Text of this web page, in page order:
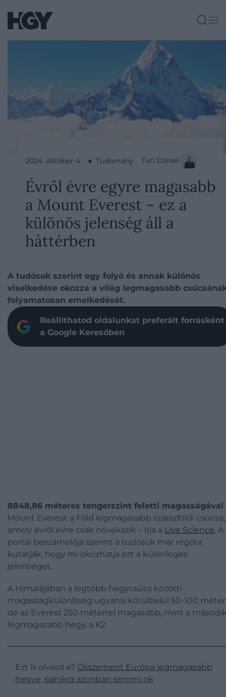
2024. október 4. ● Tudomány Turi Dániel
Évről évre egyre magasabb
a Mount Everest – ez a
különös jelenség áll a
háttérben
A tudósok szerint egy folyó és annak különös
viselkedése okozza a világ legmagasabb
folyamatosan emelkedését.
Beállíthatod oldalunkat preferált forrásként
a Google Keresőben
8848,86 méteres tengerszint feletti magasságával
Mount Everest a Föld legmagasabb szárazföldi csúcsa,
amely évről évre csak növekszik – írja a Live Science. A
portál beszámolója szerint a tudósok már régóta
kutatják, hogy mi okozhatja ezt a különleges
jelenséget.
A Himalájában a legtöbb hegycsúcs közötti
magasságkülönbség ugyanis körülbelül 50-100
de az Everest 250 méterrel magasabb, mint a
legmagasabb hegy, a K2.
Ezt is olvasd el! Összement Európa legmagasabb
hegye, pánikra azonban semmi ok